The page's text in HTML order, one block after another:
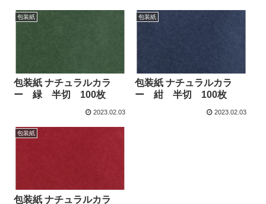
包装紙
包装紙 ナチュラルカラ
ー 緑 半切 100枚
2023.02.03
包装紙
包装紙 ナチュラルカラ
ー 紺 半切 100枚
2023.02.03
包装紙
包装紙 ナチュラルカラ